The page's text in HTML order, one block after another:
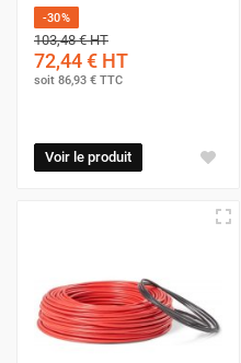
-30%
103,48 €HT
72,44 € HT
soit 86,93 € TTC
Voir le produit